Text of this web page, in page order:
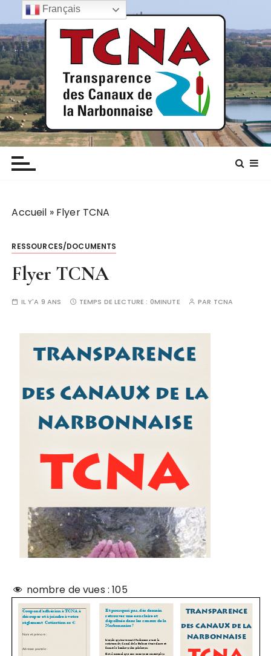
a
s
s
e
r
a
u
c
o TCNA NARBONNE
Transparence des canaux de la narbonnaise
Accueil » Flyer TCNA
RESSOURCES/DOCUMENTS
Flyer TCNA
IL Y'A 9 ANS TEMPS DE LECTURE : 0MINUTE PAR TCNA
nombre de vues : 105
Français